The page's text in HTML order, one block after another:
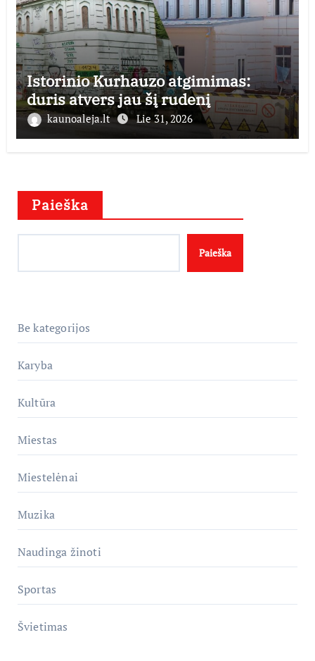
Istorinio Kurhauzo atgimimas:
duris atvers jau šį rudenį
kaunoaleja.lt Lie 31, 2026
Paieška
Paieška
Be kategorijos
Karyba
Kultūra
Miestas
Miestelėnai
Muzika
Naudinga žinoti
Sportas
Švietimas